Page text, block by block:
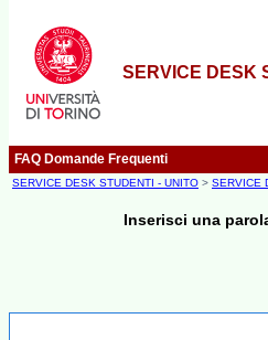
SERVICE DESK
FAQ Domande Frequenti
SERVICE DESK STUDENTI - UNITO > SERVICE
Inserisci una